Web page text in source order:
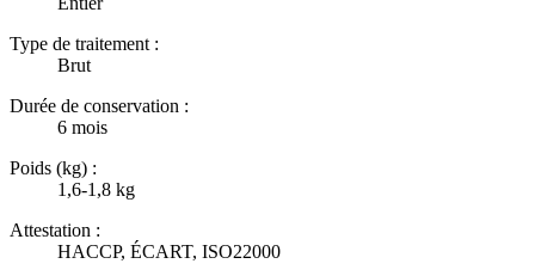
Type de traitement :
Brut
Durée de conservation :
6 mois
Poids (kg) :
1,6-1,8 kg
Attestation :
HACCP, ÉCART, ISO22000